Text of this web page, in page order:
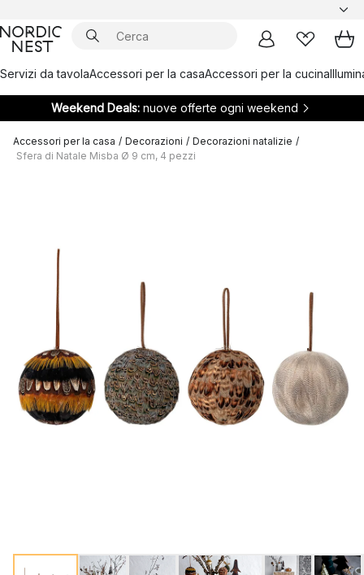
Servizi da tavolaAccessori per la casaAccessori per la cucina
Weekend Deals: nuove offerte ogni weekend
Accessori per la casa / Decorazioni / Decorazioni natalizie /
Sfera di Natale Misba Ø 9 cm, 4 pezzi